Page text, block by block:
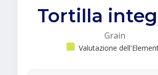
Tortilla
Grain
Valutazione